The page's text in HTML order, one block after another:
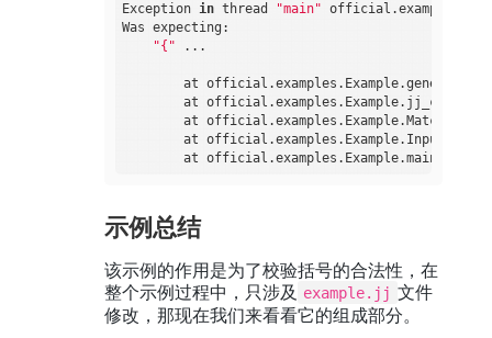
Exception in thread "main"
Was expecting:
"{" ...
示例总结
该示例的作用是为了校验括号的合法性，在
整个示例过程中，只涉及 example.jj 文件
修改，那现在我们来看看它的组成部分。